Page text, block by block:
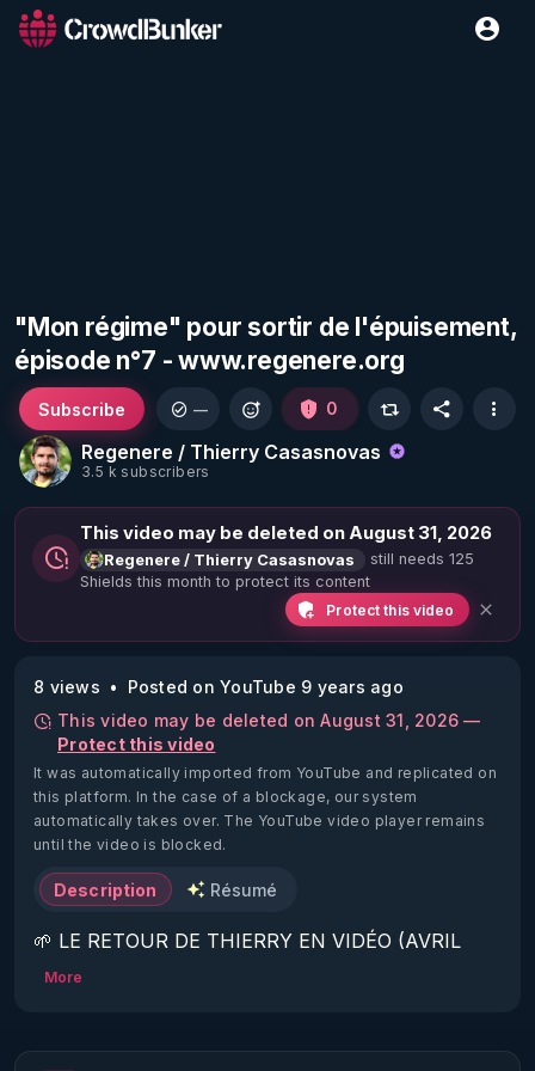
"Mon régime" pour sortir de l'épuisement,
épisode n°7 - www.regenere.org
Regenere / Thierry Casasnovas
3.5 k subscribers
Subscribe — 0
This video may be deleted on August 31, 2026
Regenere / Thierry Casasnovas
still needs 125
Shields this month to protect its content
Protect this video
8 views
Posted on YouTube 9 years ago
This video may be deleted on August 31, 2026 —
Protect this video
It was automatically imported from YouTube and replicated on
this platform. In the case of a blockage, our system
automatically takes over. The YouTube video player remains
until the video is blocked.
Description Résumé
🌱 LE RETOUR DE THIERRY EN VIDÉO (AVRIL
2022)!
https://www.rgnr.fr/presentation.html
More